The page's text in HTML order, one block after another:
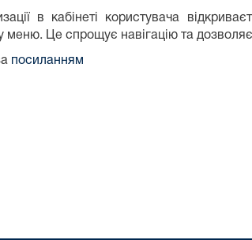
в кабінеті користувача
меню. Це спрощує навігацію та
посиланням